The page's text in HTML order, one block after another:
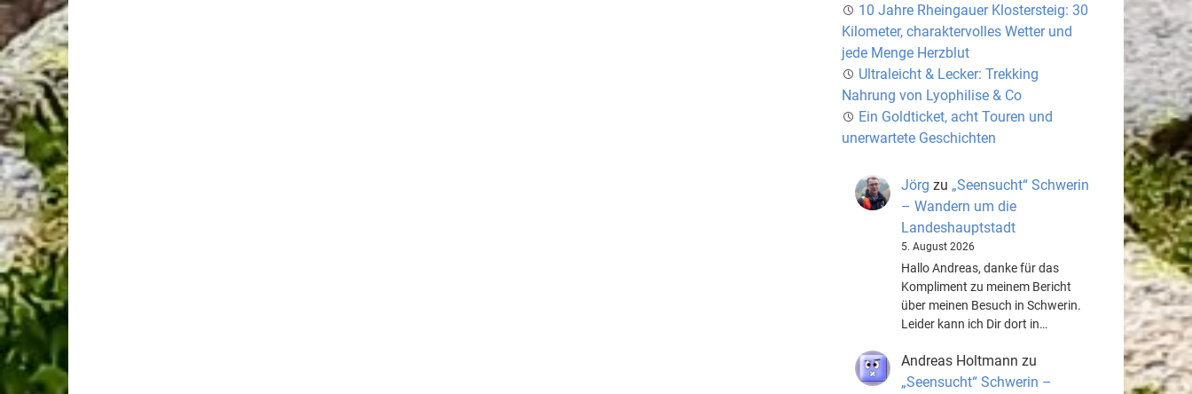
10 Jahre Rheingauer Klostersteig: 30
Kilometer, charaktervolles Wetter und
jede Menge Herzblut
Ultraleicht & Lecker: Trekking
Nahrung von Lyophilise & Co
Ein Goldticket, acht Touren und
unerwartete Geschichten
Jörg zu „Seensucht“ Schwerin
– Wandern um die
Landeshauptstadt
5. August 2026
Hallo Andreas, danke für das
Kompliment zu meinem Bericht
über meinen Besuch in Schwerin.
Leider kann ich Dir dort in…
Andreas Holtmann zu
„Seensucht“ Schwerin –